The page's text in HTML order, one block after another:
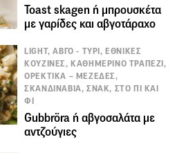
Toast skagen ή μπρουσκέτα
με γαρίδες και αβγοτάραχο
LIGHT, ΑΒΓΟ - ΤΥΡΙ, ΕΘΝΙΚΕΣ
ΚΟΥΖΙΝΕΣ, ΚΑΘΗΜΕΡΙΝΟ ΤΡΑΠΕΖΙ,
ΟΡΕΚΤΙΚΑ – ΜΕΖΕΔΕΣ,
ΣΚΑΝΔΙΝΑΒΙΑ, ΣΝΑΚ, ΣΤΟ ΠΙ ΚΑΙ
ΦΙ
Gubbröra ή αβγοσαλάτα με
αντζούγιες